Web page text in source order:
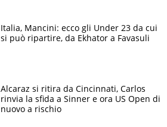
Italia, Mancini: ecco gli Under 23 da cui
si può ripartire, da Ekhator a Favasuli
Alcaraz si ritira da Cincinnati, Carlos
rinvia la sfida a Sinner e ora US Open di
nuovo a rischio